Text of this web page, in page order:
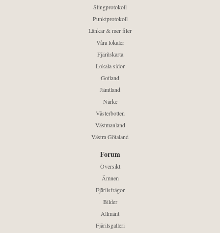
Slingprotokoll
Punktprotokoll
Länkar & mer filer
Våra lokaler
Fjärilskarta
Lokala sidor
Gotland
Jämtland
Närke
Västerbotten
Västmanland
Västra Götaland
Forum
Översikt
Ämnen
Fjärilsfrågor
Bilder
Allmänt
Fjärilsgalleri